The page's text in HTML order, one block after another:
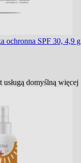
ochronna SPF 30, 4,9 g
usługą domyślną więcej